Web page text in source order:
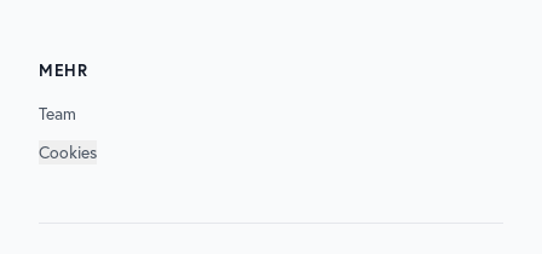
MEHR
Team
Cookies